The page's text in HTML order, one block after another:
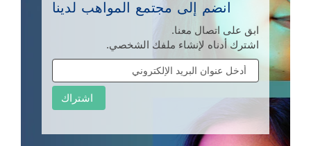
انضم إلى مجتمع المواهب لدينا
ابق على اتصال معنا.
اشترك أدناه لإنشاء ملفك الشخصي.